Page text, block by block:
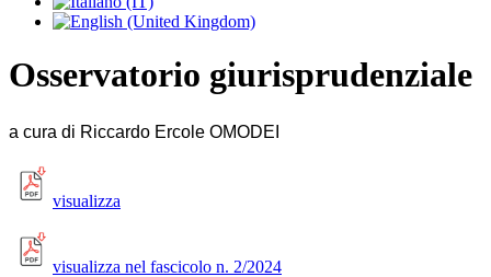
Osservatorio giurisprudenziale
a cura di Riccardo Ercole OMODEI
visualizza
visualizza nel fascicolo n. 2/2024